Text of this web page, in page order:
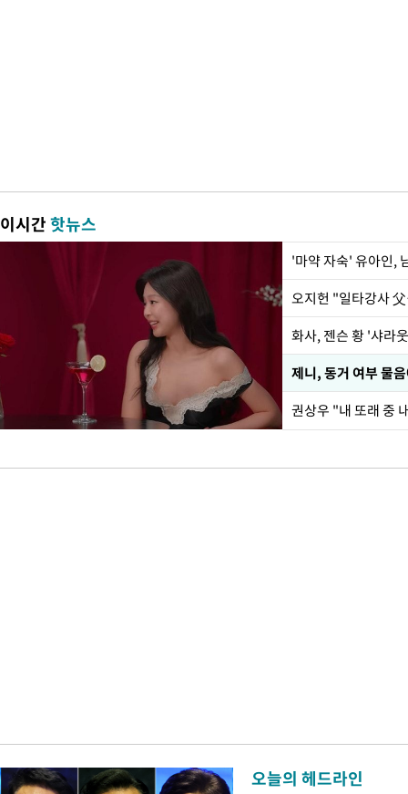
이시간핫뉴스
'마약 자숙' 유아인,
화사, 젠슨 황 '샤라
제니, 동거 여부 물
권상우 "내 또래 중
오늘의 헤드라인